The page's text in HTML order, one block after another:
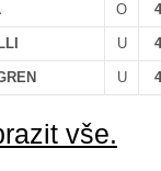
O 4
U 4
U 4
vše.